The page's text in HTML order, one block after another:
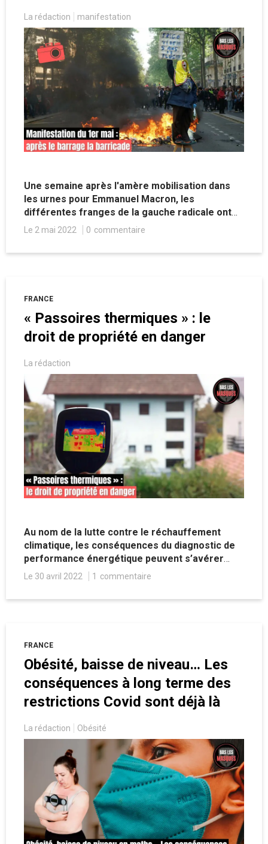
La rédaction manifestation
Une semaine après l'amère mobilisation dans
les urnes pour Emmanuel Macron, les
différentes franges de la gauche radicale ont
battu le pavé à Paris ce dimanche 1er mai
notamment la réforme des retraites.
Le 2 mai 2022 0 commentaire
FRANCE
« Passoires thermiques » : le
droit de propriété en danger
La rédaction
Au nom de la lutte contre le réchauffement
climatique, les conséquences du diagnostic de
performance énergétique peuvent s’avérer
lourdes pour de nombreux Français, portant
Le 30 avril 2022 1 commentaire
FRANCE
Obésité, baisse de niveau… Les
conséquences à long terme des
restrictions Covid sont déjà là
La rédaction Obésité